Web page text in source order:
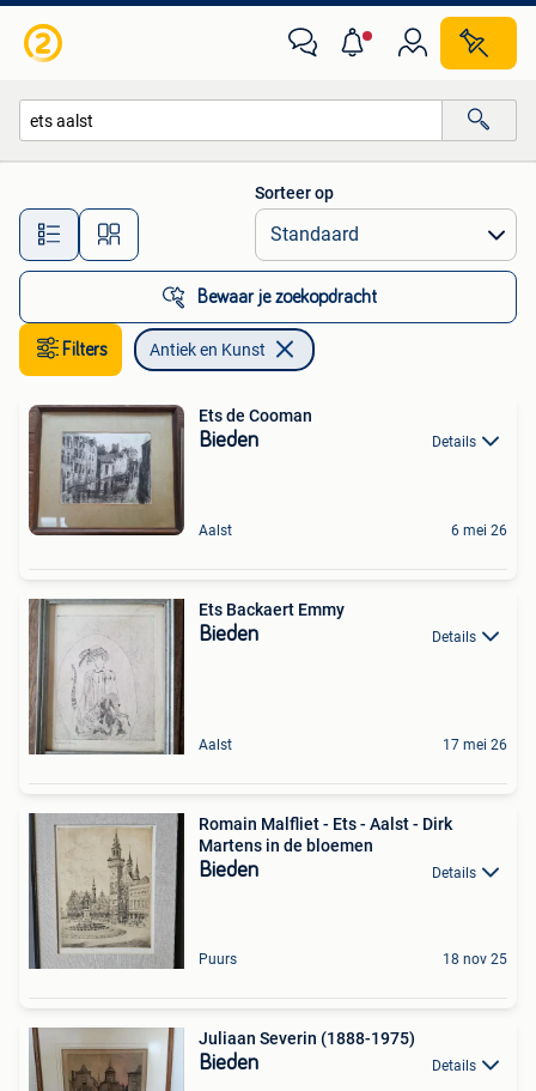
Alle afstanden…
Sorteer op
Bewaar je zoekopdracht
Filters Antiek en Kunst
Ets de Cooman
Bieden Details
Aalst 6 mei 26
Ets Backaert Emmy
Bieden Details
Aalst 17 mei 26
Romain Malfliet - Ets - Aalst - Dirk
Martens in de bloemen
Bieden Details
Puurs 18 nov 25
Juliaan Severin (1888-1975)
Bieden Details